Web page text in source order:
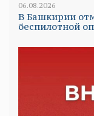
06.08.2026
В Башкирии
беспилотной